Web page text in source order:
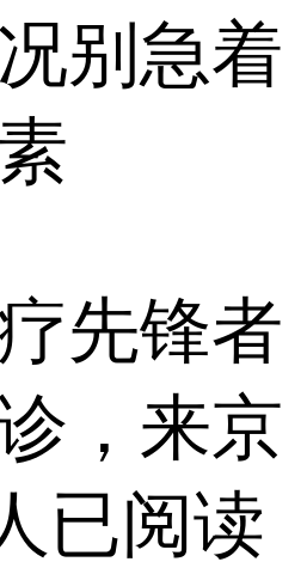
别急着
先锋者
，来京
已阅读